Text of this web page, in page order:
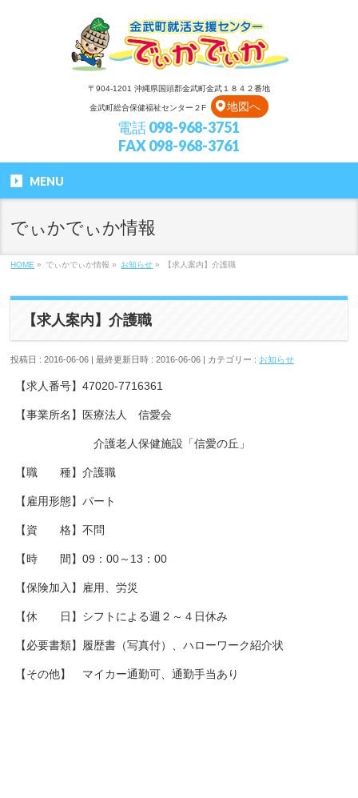
〒904-1201 沖縄県国頭郡金武町金武１８４２番地
金武町総合保健福祉センター２F 地図へ
電話 098-968-3751
FAX 098-968-3761
MENU
でぃかでぃか情報
HOME » でぃかでぃか情報 » お知らせ » 【求人案内】介護職
【求人案内】介護職
投稿日 : 2016-06-06 最終更新日時 : 2016-06-06 カテゴリー : お知らせ
【求人番号】47020-7716361
【事業所名】医療法人 信愛会
介護老人保健施設「信愛の丘」
【職 種】介護職
【雇用形態】パート
【資 格】不問
【時 間】09：00～13：00
【保険加入】雇用、労災
【休 日】シフトによる週２～４日休み
【必要書類】履歴書（写真付）、ハローワーク紹介状
【その他】 マイカー通勤可、通勤手当あり